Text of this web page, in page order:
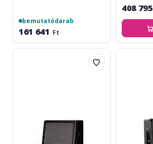
bemutatódarab
161 641 Ft
408 795
Marshall
Marshall